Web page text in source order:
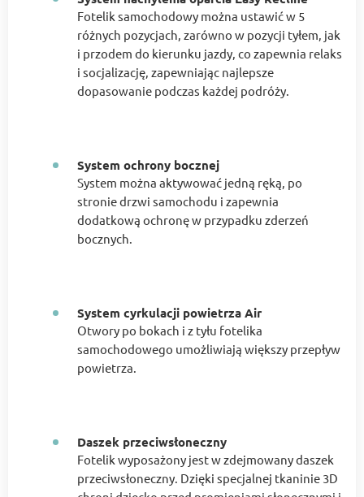
Fotelik samochodowy można ustawić w 5
różnych pozycjach, zarówno w pozycji tyłem, jak
i przodem do kierunku jazdy, co zapewnia relaks
i socjalizację, zapewniając najlepsze
dopasowanie podczas każdej podróży.
System ochrony bocznej
System można aktywować jedną ręką, po
stronie drzwi samochodu i zapewnia
dodatkową ochronę w przypadku zderzeń
bocznych.
System cyrkulacji powietrza Air
Otwory po bokach i z tyłu fotelika
samochodowego umożliwiają większy przepływ
powietrza.
Daszek przeciwsłoneczny
Fotelik wyposażony jest w zdejmowany daszek
przeciwsłoneczny. Dzięki specjalnej tkaninie 3D